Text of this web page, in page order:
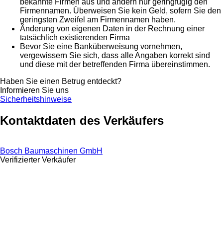
Firmennamen. Überweisen Sie kein Geld, sofern Sie den
geringsten Zweifel am Firmennamen haben.
Änderung von eigenen Daten in der Rechnung einer
tatsächlich existierenden Firma
Bevor Sie eine Banküberweisung vornehmen,
vergewissern Sie sich, dass alle Angaben korrekt sind
und diese mit der betreffenden Firma übereinstimmen.
Haben Sie einen Betrug entdeckt?
Informieren Sie uns
Sicherheitshinweise
Kontaktdaten des Verkäufers
Bosch Baumaschinen GmbH
Verifizierter Verkäufer